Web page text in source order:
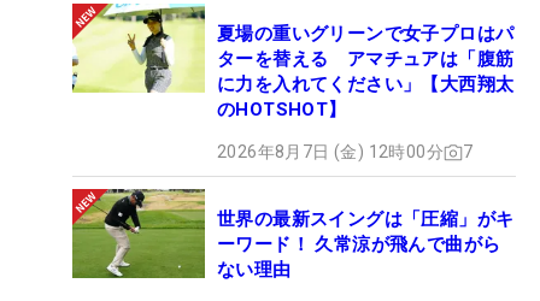
夏場の重いグリーンで女子プロはパ
ターを替える アマチュアは「腹筋
に力を入れてください」【大西翔太
のHOTSHOT】
2026年8月7日 (金) 12時00分 7
世界の最新スイングは「圧縮」がキ
ーワード！ 久常涼が飛んで曲がら
ない理由